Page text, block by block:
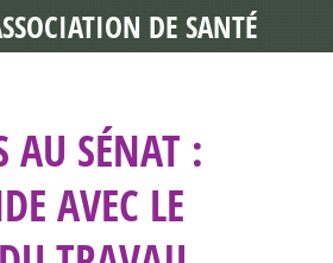
AU SÉNAT :
AVEC LE
DE SANTÉ